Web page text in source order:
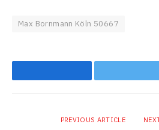
Max Bornmann Köln 50667
Facebook
PREVIOUS ARTICLE